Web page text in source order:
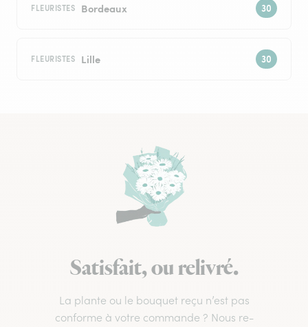
FLEURISTES Bordeaux
FLEURISTES Lille
Satisfait, ou relivré.
La plante ou le bouquet reçu n’est pas
conforme à votre commande ? Nous re-